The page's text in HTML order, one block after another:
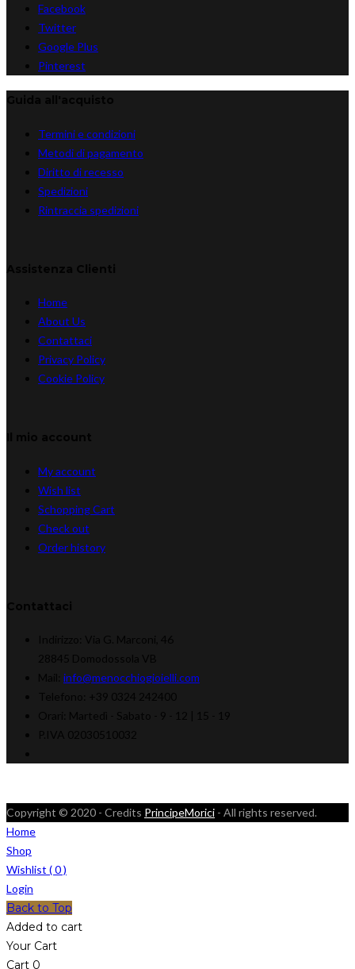
Facebook
Twitter
Google Plus
Pinterest
Termini e condizioni
Metodi di pagamento
Diritto di recesso
Spedizioni
Rintraccia spedizioni
Home
About Us
Contattaci
Privacy Policy
Cookie Policy
My account
Wish list
Schopping Cart
Check out
Order history
info@menocchiogioielli.com
Copyright © 2020 - Credits PrincipeMorici - All rights reserved.
Home
Shop
Wishlist (0)
Login
Back to Top
Added to cart
Your Cart
Cart 0